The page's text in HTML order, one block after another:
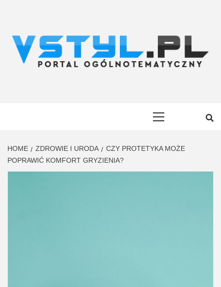
HOME ZDROWIE I URODA
CZY PROTETYKA MOŻE
POPRAWIĆ KOMFORT GRYZIENIA?